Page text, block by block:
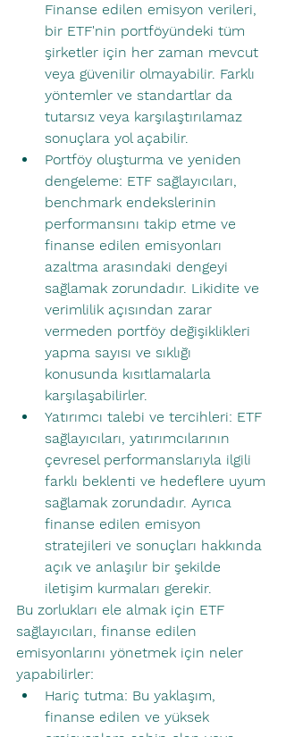
Finanse edilen emisyon verileri,
bir ETF'nin portföyündeki tüm
şirketler için her zaman mevcut
veya güvenilir olmayabilir. Farklı
yöntemler ve standartlar da
tutarsız veya karşılaştırılamaz
sonuçlara yol açabilir.
Portföy oluşturma ve yeniden
dengeleme: ETF sağlayıcıları,
benchmark endekslerinin
performansını takip etme ve
finanse edilen emisyonları
azaltma arasındaki dengeyi
sağlamak zorundadır. Likidite ve
verimlilik açısından zarar
vermeden portföy değişiklikleri
yapma sayısı ve sıklığı
konusunda kısıtlamalarla
karşılaşabilirler.
Yatırımcı talebi ve tercihleri: ETF
sağlayıcıları, yatırımcılarının
çevresel performanslarıyla ilgili
farklı beklenti ve hedeflere uyum
sağlamak zorundadır. Ayrıca
finanse edilen emisyon
stratejileri ve sonuçları hakkında
açık ve anlaşılır bir şekilde
iletişim kurmaları gerekir.
Bu zorlukları ele almak için ETF
sağlayıcıları, finanse edilen
emisyonlarını yönetmek için neler
yapabilirler:
Hariç tutma: Bu yaklaşım,
finanse edilen ve yüksek